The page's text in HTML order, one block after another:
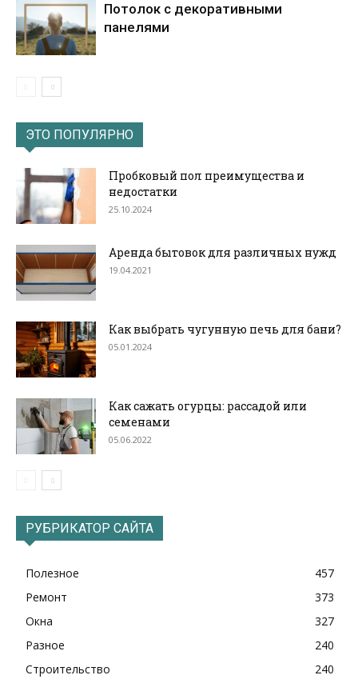
Потолок с декоративными
панелями
ЭТО ПОПУЛЯРНО
Пробковый пол преимущества и
недостатки
25.10.2024
Аренда бытовок для различных нужд
19.04.2021
Как выбрать чугунную печь для бани?
05.01.2024
Как сажать огурцы: рассадой или
семенами
05.06.2022
РУБРИКАТОР САЙТА
Полезное
457
Ремонт
373
Окна
327
Разное
240
Строительство
240